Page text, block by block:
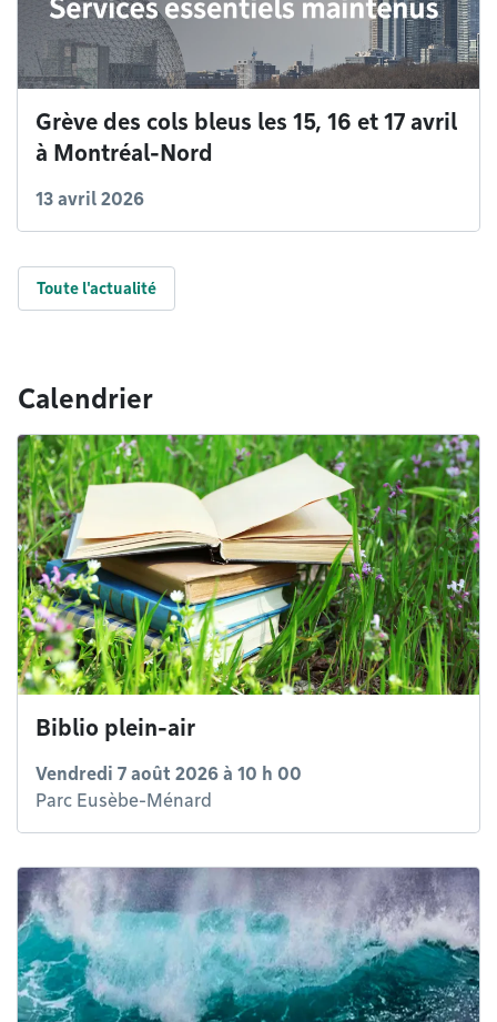
Grève des cols bleus les 15, 16 et 17 avril
à Montréal-Nord
13 avril 2026
Toute l'actualité
Calendrier
Biblio plein-air
Vendredi 7 août 2026 à 10 h 00
Parc Eusèbe-Ménard